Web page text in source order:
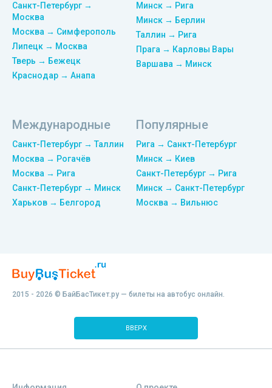
Санкт-Петербург →
Москва
Москва → Симферополь
Липецк → Москва
Тверь → Бежецк
Краснодар → Анапа
Минск → Рига
Минск → Берлин
Таллин → Рига
Прага → Карловы Вары
Варшава → Минск
Международные
Санкт-Петербург → Таллин
Москва → Рогачёв
Москва → Рига
Санкт-Петербург → Минск
Харьков → Белгород
Популярные
Рига → Санкт-Петербург
Минск → Киев
Санкт-Петербург → Рига
Минск → Санкт-Петербург
Москва → Вильнюс
2015 - 2026 © БайБасТикет.ру — билеты на автобус онлайн.
ВВЕРХ